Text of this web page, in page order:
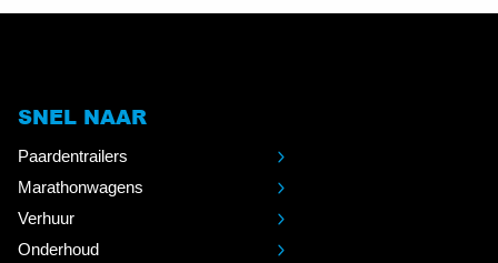
SNEL NAAR
Paardentrailers
Marathonwagens
Verhuur
Onderhoud